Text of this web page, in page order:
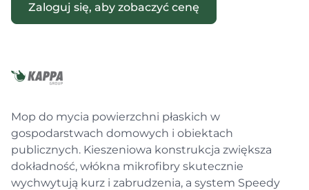
Zaloguj się, aby zobaczyć cenę
Mop do mycia powierzchni płaskich w
gospodarstwach domowych i obiektach
publicznych. Kieszeniowa konstrukcja zwiększa
dokładność, włókna mikrofibry skutecznie
wychwytują kurz i zabrudzenia, a system Speedy